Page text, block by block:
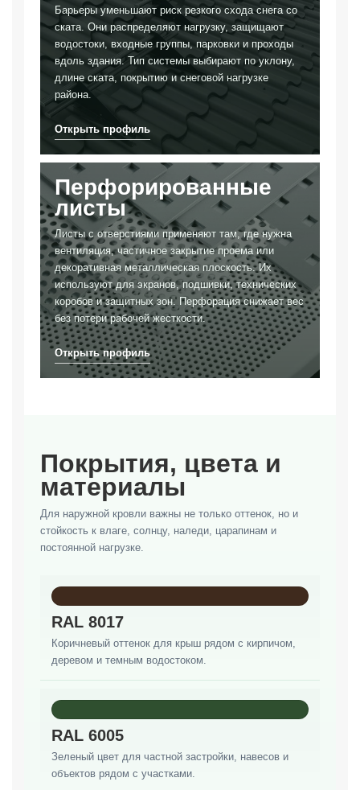
Барьеры уменьшают риск резкого схода снега со
ската. Они распределяют нагрузку, защищают
водостоки, входные группы, парковки и проходы
вдоль здания. Тип системы выбирают по уклону,
длине ската, покрытию и снеговой нагрузке
района.
Перфорированные
листы
Листы с отверстиями применяют там, где нужна
вентиляция, частичное закрытие проема или
декоративная металлическая плоскость. Их
используют для экранов, подшивки, технических
коробов и защитных зон. Перфорация снижает вес
без потери рабочей жесткости.
Покрытия, цвета и
материалы
Для наружной кровли важны не только оттенок, но и
стойкость к влаге, солнцу, наледи, царапинам и
постоянной нагрузке.
RAL 8017
Коричневый оттенок для крыш рядом с кирпичом,
деревом и темным водостоком.
RAL 6005
Зеленый цвет для частной застройки, навесов и
объектов рядом с участками.